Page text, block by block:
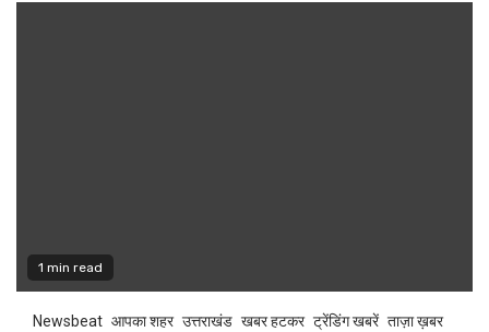
1 min read
Newsbeat आपका शहर उत्तराखंड खबर हटकर ट्रेंडिंग खबरें ताज़ा ख़बर